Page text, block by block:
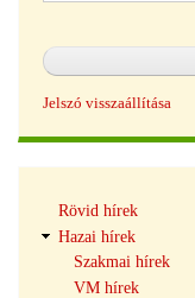
Jelszó visszaállítása
navigáció
Rövid hírek
Hazai hírek
Szakmai hírek
VM hírek